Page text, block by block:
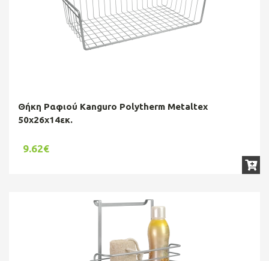
Θήκη Ραφιού Kanguro Polytherm Metaltex
50x26x14εκ.
9.62€